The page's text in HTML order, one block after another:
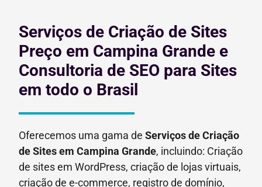
Serviços de Criação de Sites
Preço em Campina Grande e
Consultoria de SEO para Sites
em todo o Brasil
Oferecemos uma gama de Serviços de Criação
de Sites em Campina Grande, incluindo: Criação
de sites em WordPress, criação de lojas virtuais,
criação de e-commerce, registro de domínio,